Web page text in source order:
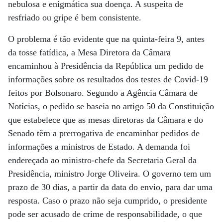
nebulosa e enigmática sua doença. A suspeita de
resfriado ou gripe é bem consistente.
O problema é tão evidente que na quinta-feira 9, antes
da tosse fatídica, a Mesa Diretora da Câmara
encaminhou à Presidência da República um pedido de
informações sobre os resultados dos testes de Covid-19
feitos por Bolsonaro. Segundo a Agência Câmara de
Notícias, o pedido se baseia no artigo 50 da Constituição
que estabelece que as mesas diretoras da Câmara e do
Senado têm a prerrogativa de encaminhar pedidos de
informações a ministros de Estado. A demanda foi
endereçada ao ministro-chefe da Secretaria Geral da
Presidência, ministro Jorge Oliveira. O governo tem um
prazo de 30 dias, a partir da data do envio, para dar uma
resposta. Caso o prazo não seja cumprido, o presidente
pode ser acusado de crime de responsabilidade, o que